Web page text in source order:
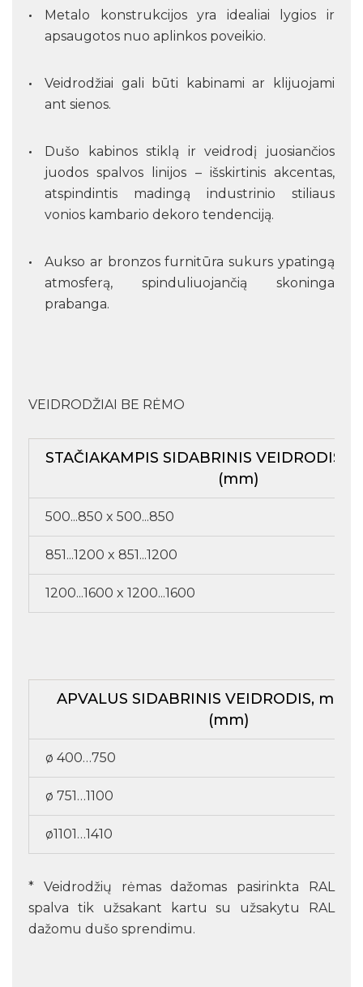
Metalo konstrukcijos yra idealiai lygios ir
apsaugotos nuo aplinkos poveikio.
Veidrodžiai gali būti kabinami ar klijuojami
ant sienos.
Dušo kabinos stiklą ir veidrodį juosiančios
juodos spalvos linijos – išskirtinis akcentas,
atspindintis madingą industrinio stiliaus
vonios kambario dekoro tendenciją.
Aukso ar bronzos furnitūra sukurs ypatingą
atmosferą, spinduliuojančią skoninga
prabanga.
VEIDRODŽIAI BE RĖMO
STAČIAKAMPIS SIDABRINIS VEIDRODIS,
(mm)
500...850 x 500...850
851...1200 x 851...1200
1200...1600 x 1200...1600
APVALUS SIDABRINIS VEIDRODIS,
(mm)
ø 400…750
ø 751…1100
ø1101…1410
* Veidrodžių rėmas dažomas pasirinkta RAL
spalva tik užsakant kartu su užsakytu RAL
dažomu dušo sprendimu.